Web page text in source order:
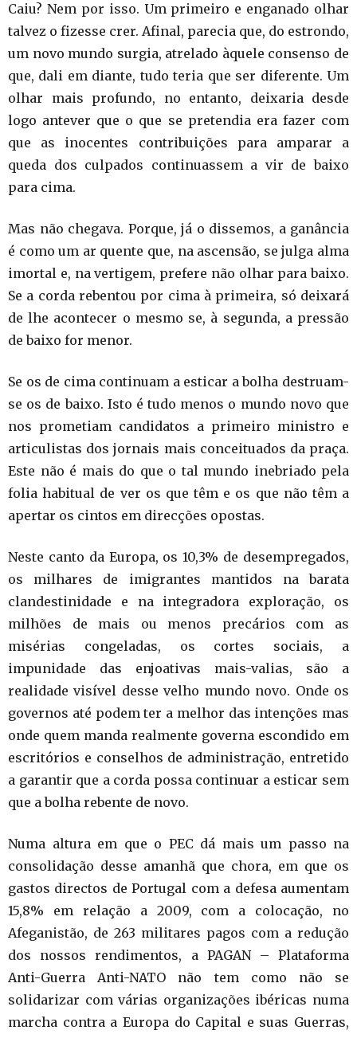
Caiu? Nem por isso. Um primeiro e enganado olhar
talvez o fizesse crer. Afinal, parecia que, do estrondo,
um novo mundo surgia, atrelado àquele consenso de
que, dali em diante, tudo teria que ser diferente. Um
olhar mais profundo, no entanto, deixaria desde
logo antever que o que se pretendia era fazer com
que as inocentes contribuições para amparar a
queda dos culpados continuassem a vir de baixo
para cima.
Mas não chegava. Porque, já o dissemos, a ganância
é como um ar quente que, na ascensão, se julga alma
imortal e, na vertigem, prefere não olhar para baixo.
Se a corda rebentou por cima à primeira, só deixará
de lhe acontecer o mesmo se, à segunda, a pressão
de baixo for menor.
Se os de cima continuam a esticar a bolha destruam-
se os de baixo. Isto é tudo menos o mundo novo que
nos prometiam candidatos a primeiro ministro e
articulistas dos jornais mais conceituados da praça.
Este não é mais do que o tal mundo inebriado pela
folia habitual de ver os que têm e os que não têm a
apertar os cintos em direcções opostas.
Neste canto da Europa, os 10,3% de desempregados,
os milhares de imigrantes mantidos na barata
clandestinidade e na integradora exploração, os
milhões de mais ou menos precários com as
misérias congeladas, os cortes sociais, a
impunidade das enjoativas mais-valias, são a
realidade visível desse velho mundo novo. Onde os
governos até podem ter a melhor das intenções mas
onde quem manda realmente governa escondido em
escritórios e conselhos de administração, entretido
a garantir que a corda possa continuar a esticar sem
que a bolha rebente de novo.
Numa altura em que o PEC dá mais um passo na
consolidação desse amanhã que chora, em que os
gastos directos de Portugal com a defesa aumentam
15,8% em relação a 2009, com a colocação, no
Afeganistão, de 263 militares pagos com a redução
dos nossos rendimentos, a PAGAN – Plataforma
Anti-Guerra Anti-NATO não tem como não se
solidarizar com várias organizações ibéricas numa
marcha contra a Europa do Capital e suas Guerras,